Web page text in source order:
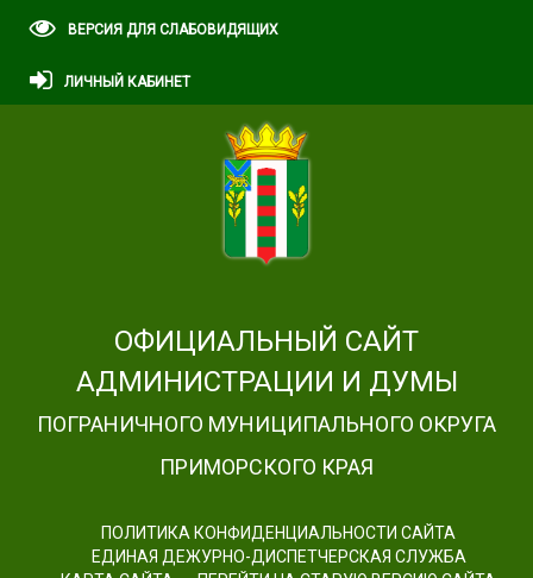
ВЕРСИЯ ДЛЯ СЛАБОВИДЯЩИХ
ЛИЧНЫЙ КАБИНЕТ
ОФИЦИАЛЬНЫЙ САЙТ
АДМИНИСТРАЦИИ И ДУМЫ
ПОГРАНИЧНОГО МУНИЦИПАЛЬНОГО ОКРУГА
ПРИМОРСКОГО КРАЯ
ПОЛИТИКА КОНФИДЕНЦИАЛЬНОСТИ САЙТА
ЕДИНАЯ ДЕЖУРНО-ДИСПЕТЧЕРСКАЯ СЛУЖБА